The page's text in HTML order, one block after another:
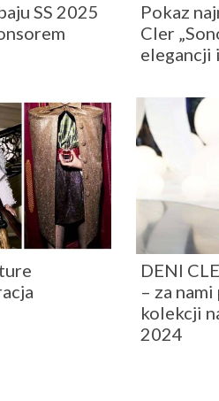
SS 2025
Pokaz
Cler
elegancji
DENI
– za
kolekcji
2024